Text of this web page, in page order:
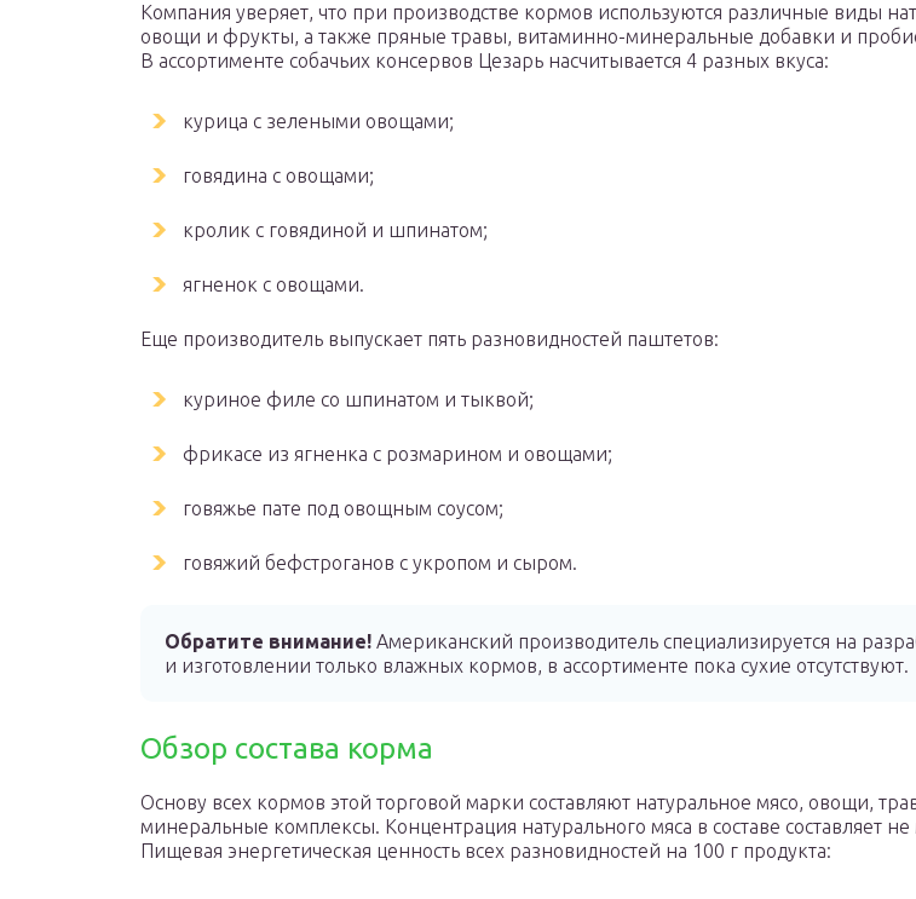
Компания уверяет, что при производстве кормов используются различные виды
овощи и фрукты, а также пряные травы, витаминно-минеральные добавки и
В ассортименте собачьих консервов Цезарь насчитывается 4 разных вкуса:
курица с зелеными овощами;
говядина с овощами;
кролик с говядиной и шпинатом;
ягненок с овощами.
Еще производитель выпускает пять разновидностей паштетов:
куриное филе со шпинатом и тыквой;
фрикасе из ягненка с розмарином и овощами;
говяжье пате под овощным соусом;
говяжий бефстроганов с укропом и сыром.
Обратите внимание! Американский производитель специализируется на
и изготовлении только влажных кормов, в ассортименте пока сухие отсутствуют.
Обзор состава корма
Основу всех кормов этой торговой марки составляют натуральное мясо, овощи,
минеральные комплексы. Концентрация натурального мяса в составе составляет
Пищевая энергетическая ценность всех разновидностей на 100 г продукта: